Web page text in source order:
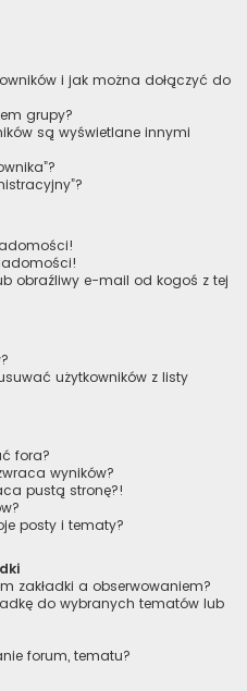
i jak można dołączyć do
grupy?
są wyświetlane innymi
obraźliwy e-mail od kogoś z tej
użytkowników z listy
fora?
wyników?
pustą stronę?!
posty i tematy?
zakładki a obserwowaniem?
do wybranych tematów lub
forum, tematu?